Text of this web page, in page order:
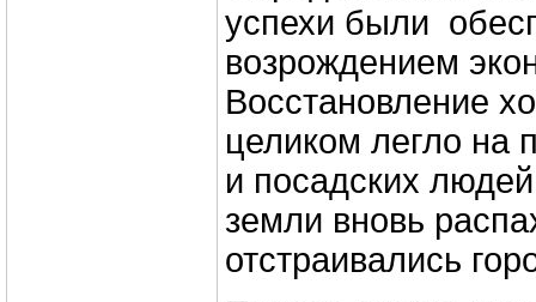
успехи были
возрождением
Восстановление
целиком легло на
и посадских
земли вновь
отстраивались